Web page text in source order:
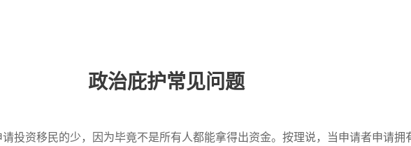
政治庇护常见问题
投资移民的少，因为毕竟不是所有人都能拿得出资金。按理说，当申请者申请